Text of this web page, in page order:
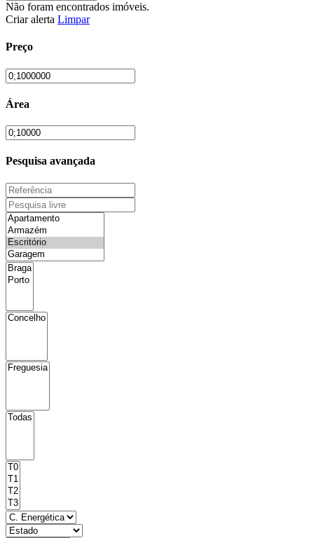
Não foram encontrados imóveis.
Criar alerta Limpar
Preço
Área
Pesquisa avançada